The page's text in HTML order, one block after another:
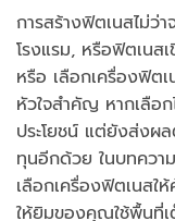
การสร้างฟิตเนสไม่ว่
โรงแรม, หรือฟิตเนส
หรือ เลือกเครื่องฟิต
หัวใจสำคัญ หากเลือก
ประโยชน์ แต่ยังส่งผ
ทุนอีกด้วย ในบทควา
เลือกเครื่องฟิตเนสใ
ให้ยิมของคุณใช้พื้นที่